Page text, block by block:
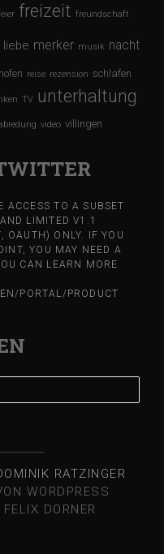
freizeit freundschaft
liebe merker musik nacht
reise rezension schlafen
TV unterhaltung
video villingen
ACCESS TO A SUBSET
LIMITED V1.1
OAUTH) ONLY. IF YOU
YOU MAY NEED A
CAN LEARN MORE
PORTAL/PRODUCT
RATZINGER
WORDPRESS
FELIX DORNER